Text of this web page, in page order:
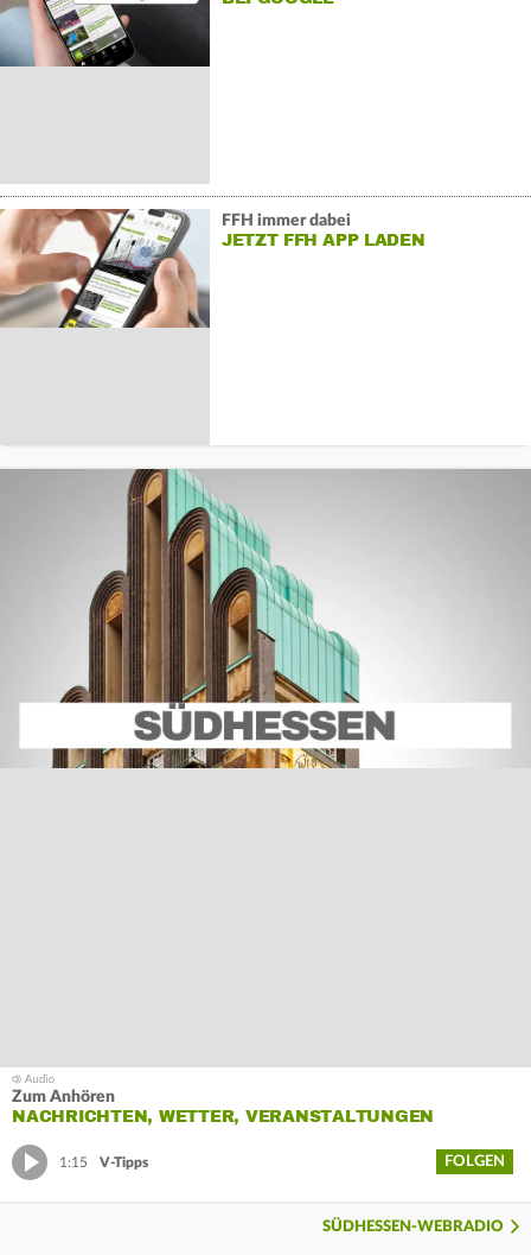
FFH immer dabei
JETZT FFH APP LADEN
Zum Anhören
NACHRICHTEN, WETTER, VERANSTALTUNGEN
1:15 V-Tipps FOLGEN
SÜDHESSEN-WEBRADIO